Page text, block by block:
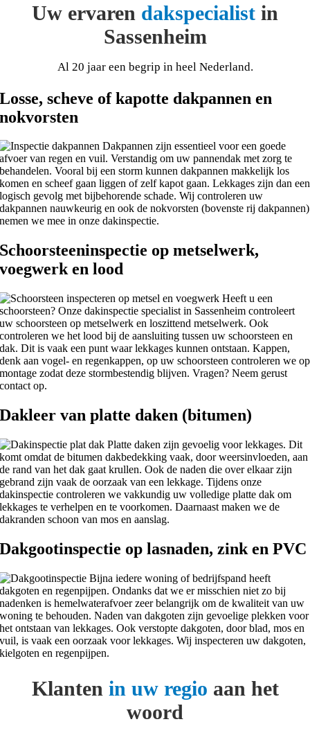
Uw ervaren dakspecialist in
Sassenheim
Al 20 jaar een begrip in heel Nederland.
Losse, scheve of kapotte dakpannen en
nokvorsten
Dakpannen zijn essentieel voor een goede
afvoer van regen en vuil. Verstandig om uw pannendak met zorg te
behandelen. Vooral bij een storm kunnen dakpannen makkelijk los
komen en scheef gaan liggen of zelf kapot gaan. Lekkages zijn dan een
logisch gevolg met bijbehorende schade. Wij controleren uw
dakpannen nauwkeurig en ook de nokvorsten (bovenste rij dakpannen)
nemen we mee in onze dakinspectie.
Schoorsteeninspectie op metselwerk,
voegwerk en lood
Heeft u een
schoorsteen? Onze dakinspectie specialist in Sassenheim controleert
uw schoorsteen op metselwerk en loszittend metselwerk. Ook
controleren we het lood bij de aansluiting tussen uw schoorsteen en
dak. Dit is vaak een punt waar lekkages kunnen ontstaan. Kappen,
denk aan vogel- en regenkappen, op uw schoorsteen controleren we op
montage zodat deze stormbestendig blijven. Vragen? Neem gerust
contact op.
Dakleer van platte daken (bitumen)
Platte daken zijn gevoelig voor lekkages. Dit
komt omdat de bitumen dakbedekking vaak, door weersinvloeden, aan
de rand van het dak gaat krullen. Ook de naden die over elkaar zijn
gebrand zijn vaak de oorzaak van een lekkage. Tijdens onze
dakinspectie controleren we vakkundig uw volledige platte dak om
lekkages te verhelpen en te voorkomen. Daarnaast maken we de
dakranden schoon van mos en aanslag.
Dakgootinspectie op lasnaden, zink en PVC
Bijna iedere woning of bedrijfspand heeft
dakgoten en regenpijpen. Ondanks dat we er misschien niet zo bij
nadenken is hemelwaterafvoer zeer belangrijk om de kwaliteit van uw
woning te behouden. Naden van dakgoten zijn gevoelige plekken voor
het ontstaan van lekkages. Ook verstopte dakgoten, door blad, mos en
vuil, is vaak een oorzaak voor lekkages. Wij inspecteren uw dakgoten,
kielgoten en regenpijpen.
Klanten in uw regio aan het
woord